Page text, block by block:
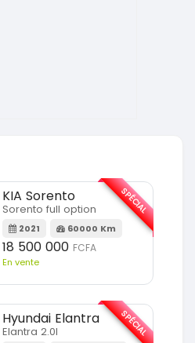
KIA Sorento
Sorento full option
2021 60000 Km
18 500 000 FCFA
En vente
SPÉCIAL
Hyundai Elantra
Elantra 2.0l SPÉCIAL